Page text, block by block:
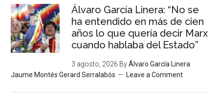
Álvaro García Linera: “No se
ha entendido en más de cien
años lo que quería decir Marx
cuando hablaba del Estado”
3 agosto, 2026 ByÁlvaro García Linera
Jaume Montés Gerard Serralabós
Leave a Comment